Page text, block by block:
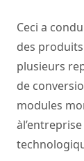
Ceci a
des
plusieurs
de
modules